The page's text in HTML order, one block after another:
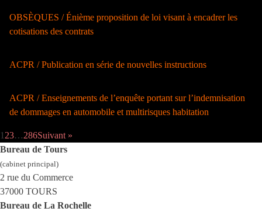
OBSÈQUES / Énième proposition de loi visant à encadrer les
cotisations des contrats
ACPR / Publication en série de nouvelles instructions
ACPR / Enseignements de l’enquête portant sur l’indemnisation
de dommages en automobile et multirisques habitation
123…286Suivant »
Bureau de Tours
(cabinet principal)
2 rue du Commerce
37000 TOURS
Bureau de La Rochelle